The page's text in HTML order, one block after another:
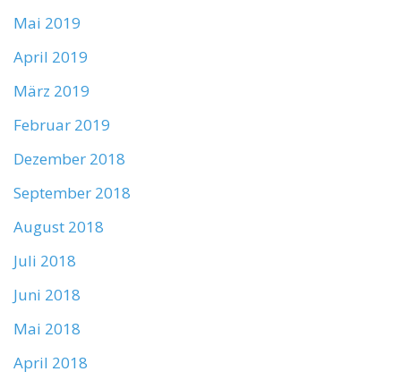
Mai 2019
April 2019
März 2019
Februar 2019
Dezember 2018
September 2018
August 2018
Juli 2018
Juni 2018
Mai 2018
April 2018